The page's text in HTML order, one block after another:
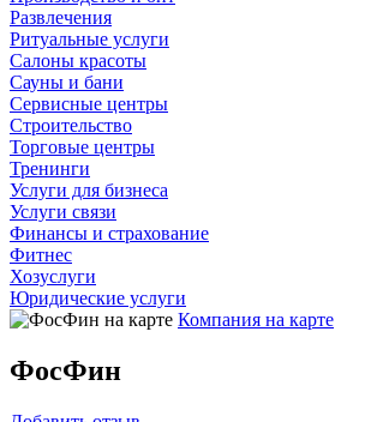
Развлечения
Ритуальные услуги
Салоны красоты
Сауны и бани
Сервисные центры
Строительство
Торговые центры
Тренинги
Услуги для бизнеса
Услуги связи
Финансы и страхование
Фитнес
Хозуслуги
Юридические услуги
Компания на карте
ФосФин